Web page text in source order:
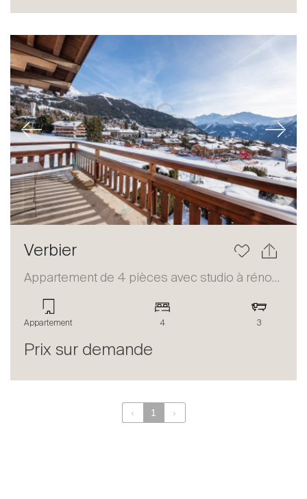
International
Vendre
Contacter
Le blog
Previous Next
Verbier
Appartement de 4 pièces avec studio à rénover
Appartement 4 3
Prix sur demande
‹ 1 ›